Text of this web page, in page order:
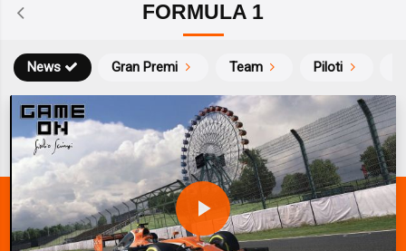
FORMULA 1
News Gran Premi Team Piloti
P